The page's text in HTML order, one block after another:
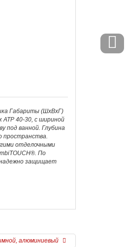
Габариты (ШхВхГ)
АТР 40-30, с шириной
под ванной. Глубина
отделочными
По
защищает
алюминиевый